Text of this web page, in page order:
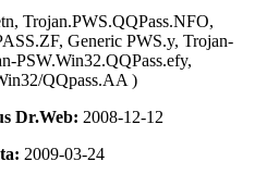
Trojan.PWS.QQPass.NFO,
Generic PWS.y, Trojan-
PSW.Win32.QQPass.efy,
QQpass.AA )
Dr.Web: 2008-12-12
2009-03-24